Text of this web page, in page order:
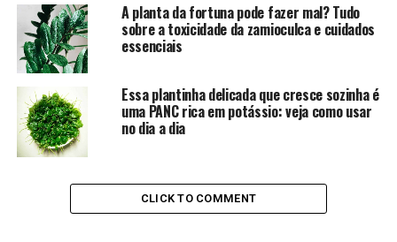
A planta da fortuna pode fazer mal? Tudo
sobre a toxicidade da zamioculca e cuidados
essenciais
Essa plantinha delicada que cresce sozinha é
uma PANC rica em potássio: veja como usar
no dia a dia
CLICK TO COMMENT